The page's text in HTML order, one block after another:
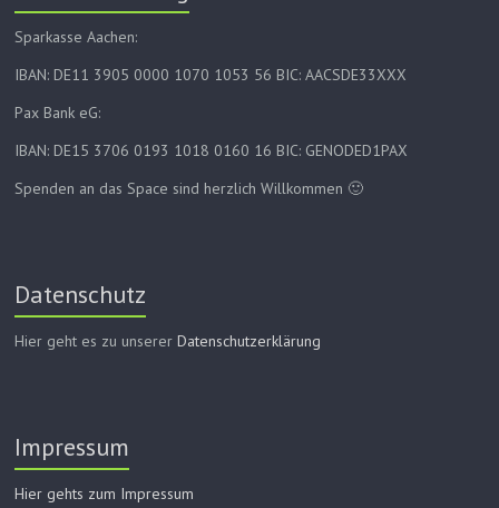
Sparkasse Aachen:
IBAN: DE11 3905 0000 1070 1053 56 BIC: AACSDE33XXX
Pax Bank eG:
IBAN: DE15 3706 0193 1018 0160 16 BIC: GENODED1PAX
Spenden an das Space sind herzlich Willkommen 🙂
Datenschutz
Hier geht es zu unsererDatenschutzerklärung
Impressum
Hier gehts zum Impressum